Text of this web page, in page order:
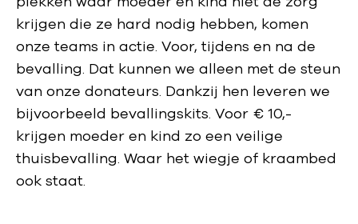
krijgen die ze hard nodig hebben, komen
onze teams in actie. Voor, tijdens en na de
bevalling. Dat kunnen we alleen met de steun
van onze donateurs. Dankzij hen leveren we
bijvoorbeeld bevallingskits. Voor € 10,-
krijgen moeder en kind zo een veilige
thuisbevalling. Waar het wiegje of kraambed
ook staat.